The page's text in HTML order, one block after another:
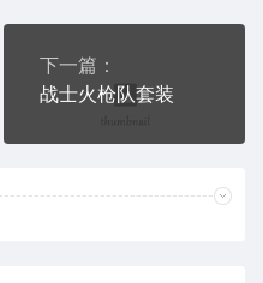
下一篇：
战士火枪队套装